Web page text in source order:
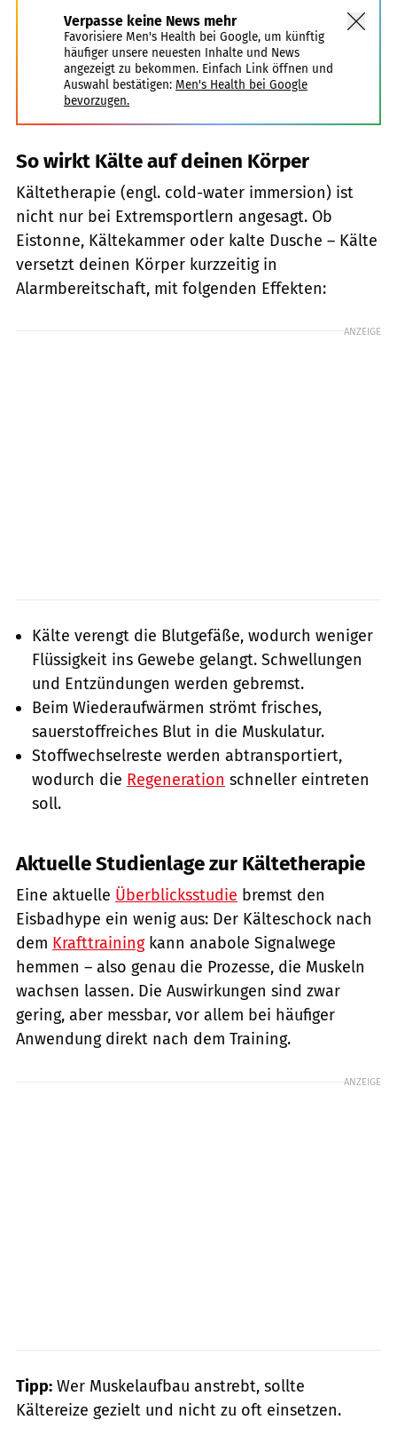
Verpasse keine News mehr
Favorisiere Men's Health bei Google, um künftig
häufiger unsere neuesten Inhalte und News
angezeigt zu bekommen. Einfach Link öffnen und
Auswahl bestätigen: Men's Health bei Google
bevorzugen.
So wirkt Kälte auf deinen Körper
Kältetherapie (engl. cold-water immersion) ist
nicht nur bei Extremsportlern angesagt. Ob
Eistonne, Kältekammer oder kalte Dusche – Kälte
versetzt deinen Körper kurzzeitig in
Alarmbereitschaft, mit folgenden Effekten:
ANZEIGE
Kälte verengt die Blutgefäße, wodurch weniger
Flüssigkeit ins Gewebe gelangt. Schwellungen
und Entzündungen werden gebremst.
Beim Wiederaufwärmen strömt frisches,
sauerstoffreiches Blut in die Muskulatur.
Stoffwechselreste werden abtransportiert,
wodurch die Regeneration schneller eintreten
soll.
Aktuelle Studienlage zur Kältetherapie
Eine aktuelle Überblicksstudie bremst den
Eisbadhype ein wenig aus: Der Kälteschock nach
dem Krafttrainingkann anabole Signalwege
hemmen – also genau die Prozesse, die Muskeln
wachsen lassen. Die Auswirkungen sind zwar
gering, aber messbar, vor allem bei häufiger
Anwendung direkt nach dem Training.
ANZEIGE
Tipp: Wer Muskelaufbau anstrebt, sollte
Kältereize gezielt und nicht zu oft einsetzen.